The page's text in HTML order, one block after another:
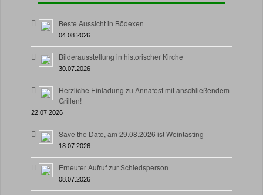
Beste Aussicht in Bödexen
04.08.2026
Bilderausstellung in historischer Kirche
30.07.2026
Herzliche Einladung zu Annafest mit anschließendem
Grillen!
22.07.2026
Save the Date, am 29.08.2026 ist Weintasting
18.07.2026
Erneuter Aufruf zur Schiedsperson
08.07.2026